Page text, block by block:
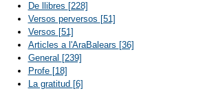
De llibres [228]
Versos perversos [51]
Versos [51]
Articles a l'AraBalears [36]
General [239]
Profe [18]
La gratitud [6]